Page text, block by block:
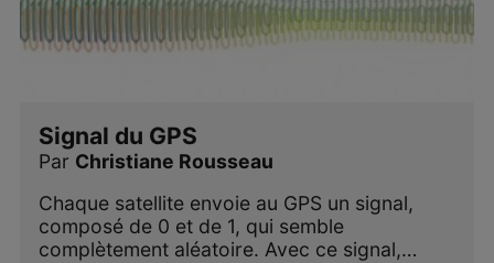
Signal du GPS
Par Christiane Rousseau
Chaque satellite envoie au GPS un signal,
composé de 0 et de 1, qui semble
complètement aléatoire. Avec ce signal,…